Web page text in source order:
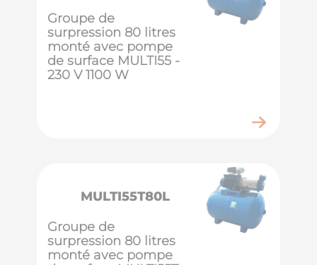
Groupe de
surpression 80 litres
monté avec pompe
de surface MULTI55 -
230 V 1100 W
MULTI55T80L
Groupe de
surpression 80 litres
monté avec pompe